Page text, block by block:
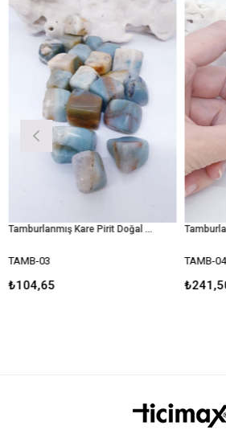
Tamburlanmış Kare Pirit Doğal Taş
03 TAMB-04
₺241,50